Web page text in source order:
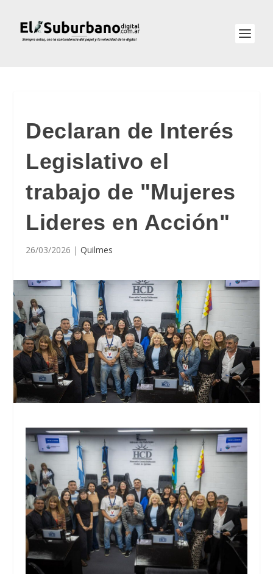
Declaran de Interés
Legislativo el
trabajo de "Mujeres
Lideres en Acción"
26/03/2026 |Quilmes